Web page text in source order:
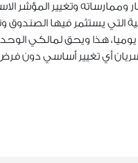
وممارساته وتغيير المؤشر
التي يستثمر فيها الصندوق
هذا ويحق لمالكي
أي تغيير أساسي دون